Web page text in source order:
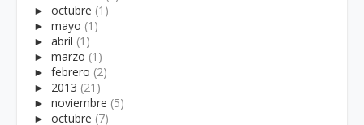
► octubre (1)
► mayo (1)
► abril (1)
► marzo (1)
► febrero (2)
► 2013 (21)
► noviembre (5)
► octubre (7)